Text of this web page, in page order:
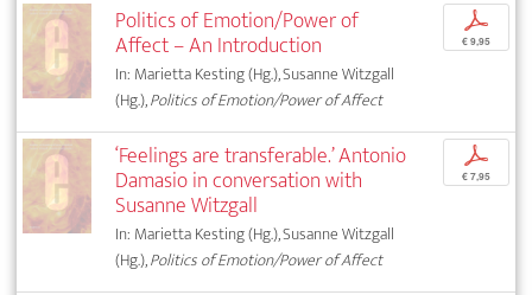
Politics of Emotion/Power of
Affect – An Introduction
In: Marietta Kesting (Hg.), Susanne Witzgall
(Hg.),Politics of Emotion/Power of Affect
p
€ 9,95
‘Feelings are transferable.’ Antonio
Damasio in conversation with
Susanne Witzgall
In: Marietta Kesting (Hg.), Susanne Witzgall
(Hg.),Politics of Emotion/Power of Affect
p
€ 7,95